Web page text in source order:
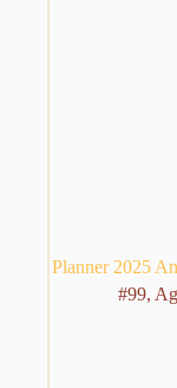
Planner 2025
#99,